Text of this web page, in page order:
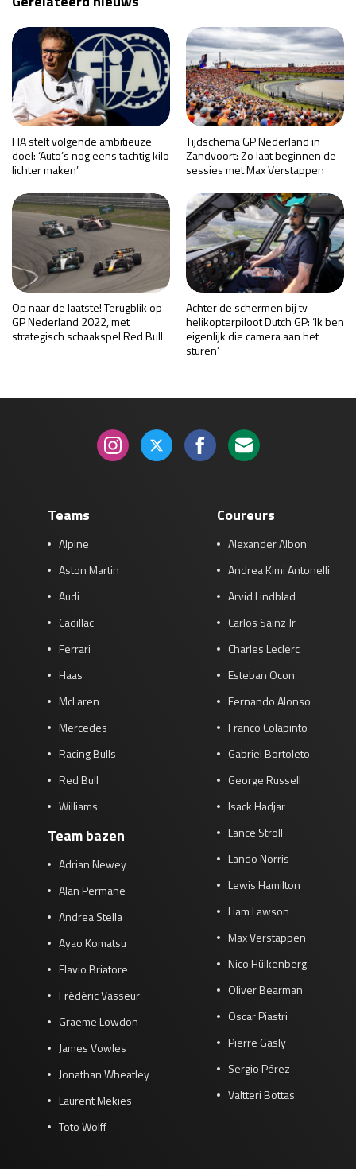
FIA stelt volgende ambitieuze
doel: ‘Auto’s nog eens tachtig kilo
lichter maken’
Tijdschema GP Nederland in
Zandvoort: Zo laat beginnen de
sessies met Max Verstappen
Op naar de laatste! Terugblik op
GP Nederland 2022, met
strategisch schaakspel Red Bull
Achter de schermen bij tv-
helikopterpiloot Dutch GP: ‘Ik ben
eigenlijk die camera aan het
sturen’
Teams
Alpine
Aston Martin
Audi
Cadillac
Ferrari
Haas
McLaren
Mercedes
Racing Bulls
Red Bull
Williams
Team bazen
Adrian Newey
Alan Permane
Andrea Stella
Ayao Komatsu
Flavio Briatore
Frédéric Vasseur
Graeme Lowdon
James Vowles
Jonathan Wheatley
Laurent Mekies
Toto Wolff
Coureurs
Alexander Albon
Andrea Kimi Antonelli
Arvid Lindblad
Carlos Sainz Jr
Charles Leclerc
Esteban Ocon
Fernando Alonso
Franco Colapinto
Gabriel Bortoleto
George Russell
Isack Hadjar
Lance Stroll
Lando Norris
Lewis Hamilton
Liam Lawson
Max Verstappen
Nico Hülkenberg
Oliver Bearman
Oscar Piastri
Pierre Gasly
Sergio Pérez
Valtteri Bottas